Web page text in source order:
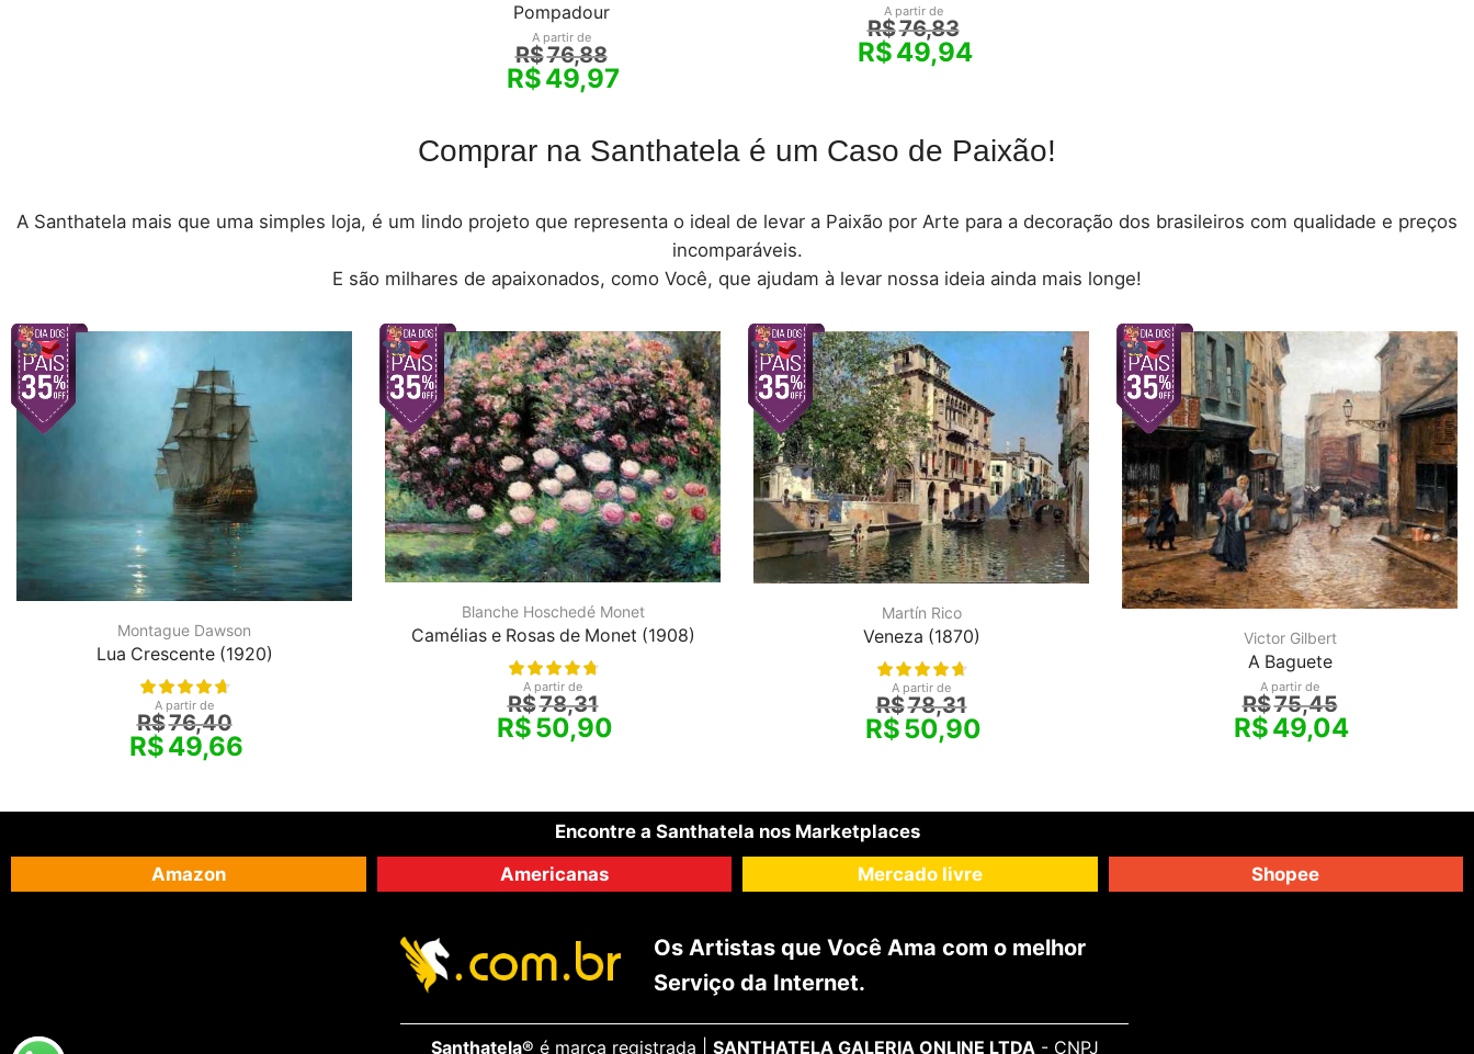
Pompadour
A partir de
R$76,88
R$49,97
A partir de
R$76,83
R$49,94
Comprar na Santhatela é um Caso de Paixão!
A Santhatela mais que uma simples loja, é um lindo projeto que representa o ideal de levar a Paixão por Arte para a decoração dos brasileiros com qualidade e preços
incomparáveis.
E são milhares de apaixonados, como Você, que ajudam à levar nossa ideia ainda mais longe!
Montague Dawson
Lua Crescente (1920)
A partir de
R$76,40
R$49,66
Blanche Hoschedé Monet
Camélias e Rosas de Monet (1908)
A partir de
R$78,31
R$50,90
Martín Rico
Veneza (1870)
A partir de
R$78,31
R$50,90
Victor Gilbert
A Baguete
A partir de
R$75,45
R$49,04
Encontre a Santhatela nos Marketplaces
Amazon
Americanas Mercado livre Shopee
Os Artistas que Você Ama com o melhor
Serviço da Internet.
Santhatela® é marca registrada | SANTHATELA GALERIA ONLINE LTDA - CNPJ